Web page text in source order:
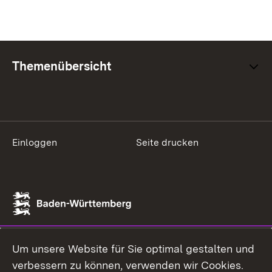
Themenübersicht
Einloggen Seite drucken
Um unsere Website für Sie optimal gestalten und
verbessern zu können, verwenden wir Cookies.